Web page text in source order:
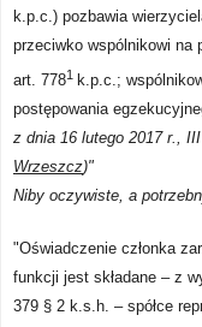
k.p.c.) pozbawia
przeciwko wspólnikowi na
art. 7781 k.p.c.;
postępowania
z dnia 16 lutego 2017 r.,
Wrzeszcz)"
Niby oczywiste, a
"Oświadczenie członka
funkcji jest składane – z
379 § 2 k.s.h. – spółce